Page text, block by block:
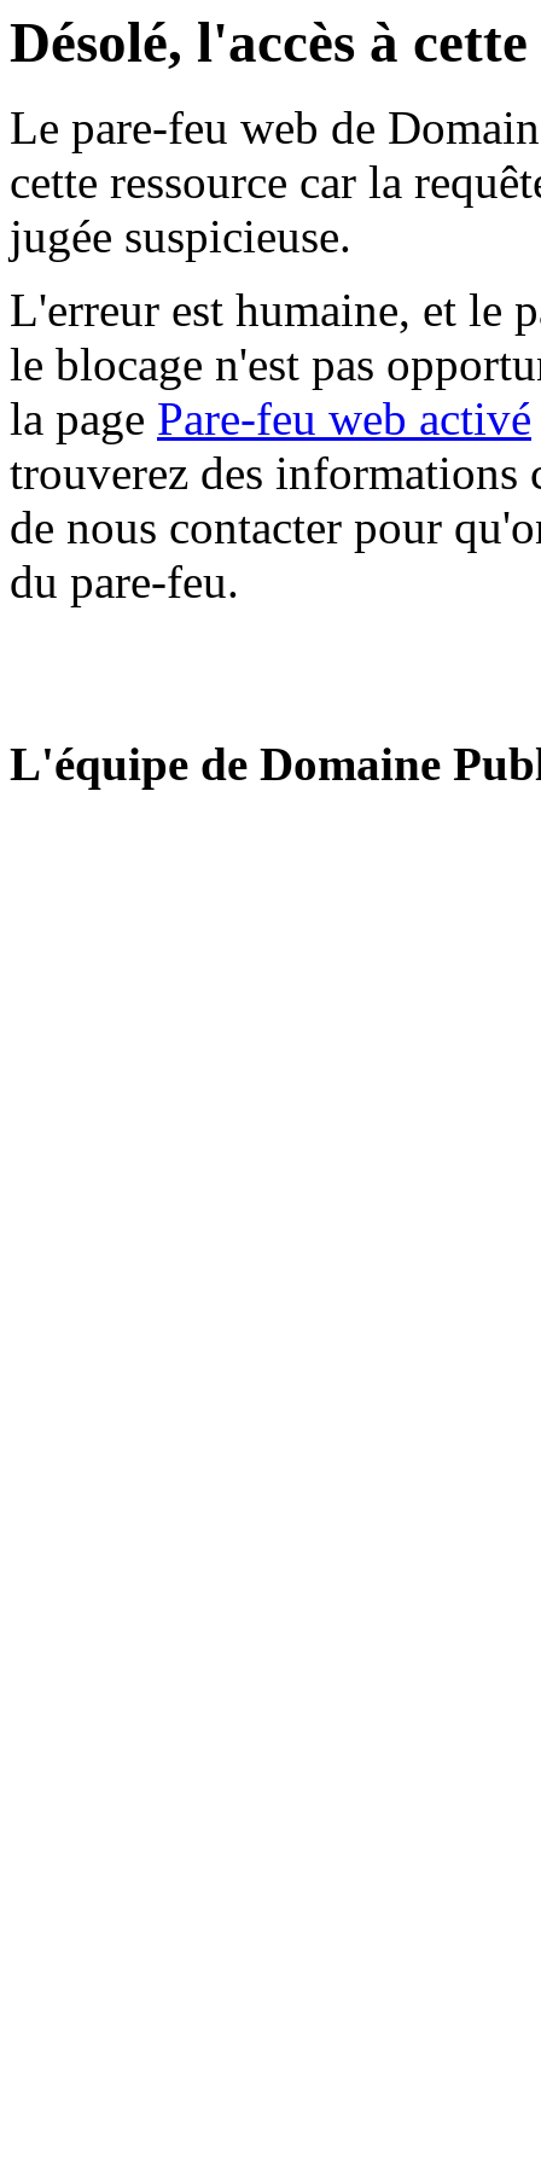
Désolé, l'accès à
Le pare-feu web de
cette ressource car la
jugée suspicieuse.
L'erreur est humaine, et le
le blocage n'est pas
la page Pare-feu web activé
trouverez des informations
de nous contacter pour
du pare-feu.
L'équipe de Domaine